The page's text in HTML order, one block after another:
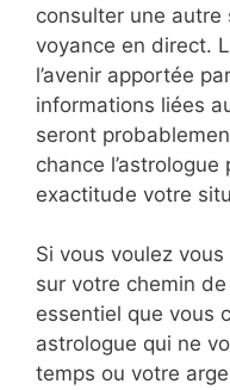
consulter une
voyance en direct.
l’avenir apportée
informations liées
seront
chance
exactitude votre
Si vous voulez
sur votre chemin
essentiel que vous
astrologue qui ne
temps ou votre